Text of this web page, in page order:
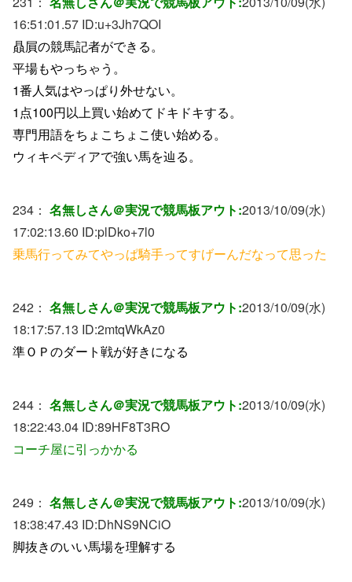
16:51:01.57 ID:u+3Jh7QOI
贔屓の競馬記者ができる。
平場もやっちゃう。
1番人気はやっぱり外せない。
1点100円以上買い始めてドキドキする。
専門用語をちょこちょこ使い始める。
ウィキペディアで強い馬を辿る。
234： 名無しさん＠実況で競馬板アウト:2013/10/09(水)
17:02:13.60 ID:plDko+7l0
乗馬行ってみてやっぱ騎手ってすげーんだなって思った
242： 名無しさん＠実況で競馬板アウト:2013/10/09(水)
18:17:57.13 ID:2mtqWkAz0
準ＯＰのダート戦が好きになる
244： 名無しさん＠実況で競馬板アウト:2013/10/09(水)
18:22:43.04 ID:89HF8T3RO
コーチ屋に引っかかる
249： 名無しさん＠実況で競馬板アウト:2013/10/09(水)
18:38:47.43 ID:DhNS9NCiO
脚抜きのいい馬場を理解する